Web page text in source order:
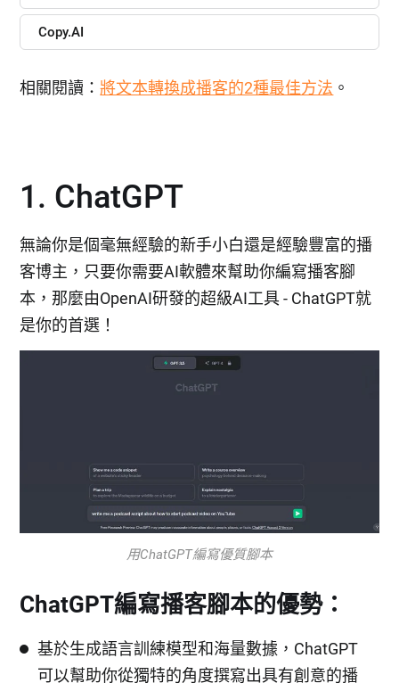
Copy.AI
相關閱讀：將文本轉換成播客的2種最佳方法 。
1. ChatGPT
無論你是個毫無經驗的新手小白還是經驗豐富的播
客博主，只要你需要AI軟體來幫助你編寫播客腳
本，那麼由OpenAI研發的超級AI工具 - ChatGPT就
是你的首選！
用ChatGPT編寫優質腳本
ChatGPT編寫播客腳本的優勢：
基於生成語言訓練模型和海量數據，ChatGPT
可以幫助你從獨特的角度撰寫出具有創意的播